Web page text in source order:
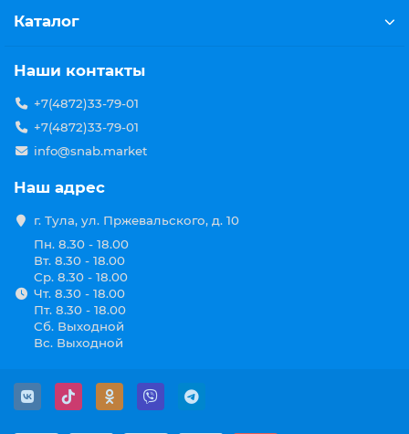
Каталог
Наши контакты
+7(4872)33-79-01
+7(4872)33-79-01
info@snab.market
Наш адрес
г. Тула, ул. Пржевальского, д. 10
Пн. 8.30 - 18.00
Вт. 8.30 - 18.00
Ср. 8.30 - 18.00
Чт. 8.30 - 18.00
Пт. 8.30 - 18.00
Сб. Выходной
Вс. Выходной